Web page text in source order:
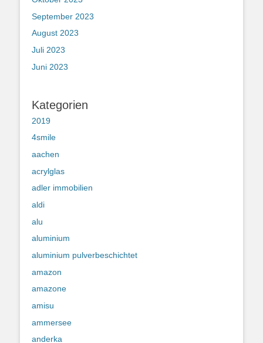
September 2023
August 2023
Juli 2023
Juni 2023
Kategorien
2019
4smile
aachen
acrylglas
adler immobilien
aldi
alu
aluminium
aluminium pulverbeschichtet
amazon
amazone
amisu
ammersee
anderka